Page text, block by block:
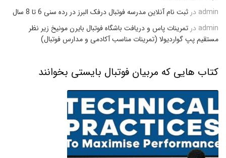
admin در ثبت نام آنلاین مدرسه فوتبال درفک البرز در رده سنی 6 تا 8 سال
admin در تمرینات پاس و دریافت باشگاه فوتبال بایرن مونیخ زیر نظر
مستقیم پپ گواردیولا (تمرینات مناسب آکادمی و مدارس فوتبال)
کتاب هایی که مربیان فوتبال بایستی بخوانند